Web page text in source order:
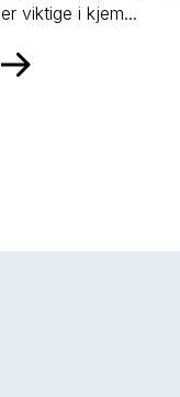
er viktige i kjem...